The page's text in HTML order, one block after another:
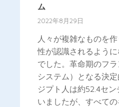
ム
2022年8月29日
人々が複雑なものを
性が認識されるよう
でした。革命期のフ
システム）となる決
ジプト人は約52.4セ
いましたが、すべて